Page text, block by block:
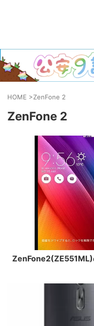
HOME >ZenFone 2
ZenFone 2